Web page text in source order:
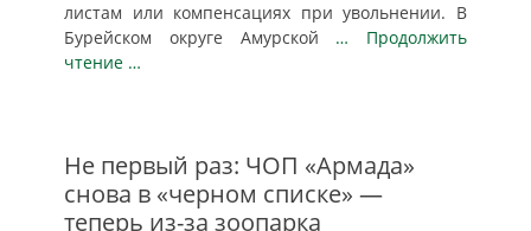
листам или компенсациях при увольнении. В
Бурейском округе Амурской … Продолжить
чтение …
Не первый раз: ЧОП «Армада»
снова в «черном списке» —
теперь из-за зоопарка